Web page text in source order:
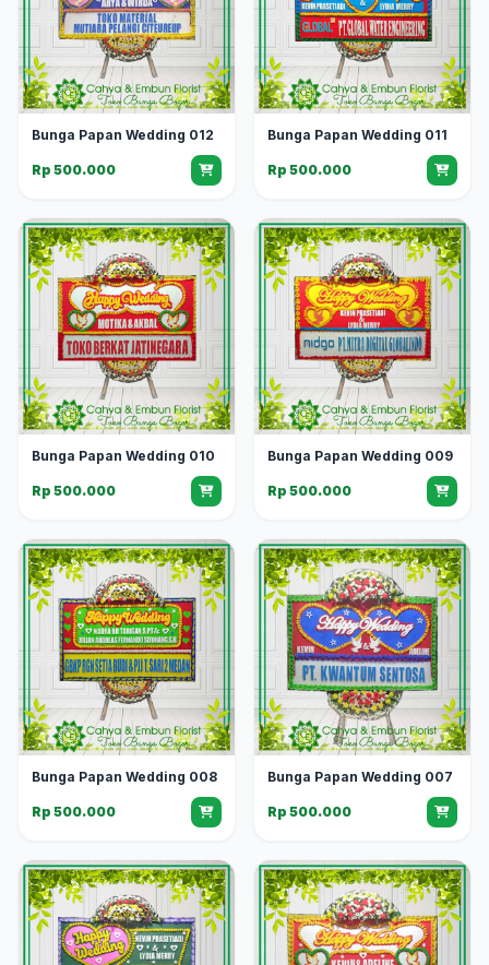
Bunga Papan Wedding 012
Rp 500.000
Bunga Papan Wedding 011
Rp 500.000
Bunga Papan Wedding 010
Rp 500.000
Bunga Papan Wedding 009
Rp 500.000
Bunga Papan Wedding 008
Rp 500.000
Bunga Papan Wedding 007
Rp 500.000